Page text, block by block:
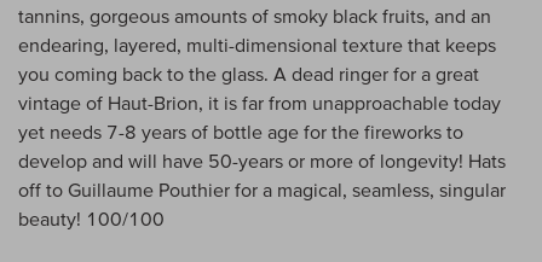
tannins, gorgeous amounts of smoky black fruits, and an
endearing, layered, multi-dimensional texture that keeps
you coming back to the glass. A dead ringer for a great
vintage of Haut-Brion, it is far from unapproachable today
yet needs 7-8 years of bottle age for the fireworks to
develop and will have 50-years or more of longevity! Hats
off to Guillaume Pouthier for a magical, seamless, singular
beauty! 100/100